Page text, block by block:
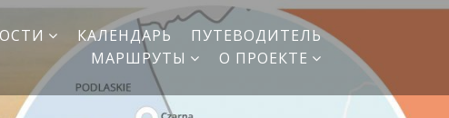
КАЛЕНДАРЬ
ПУТЕВОДИТЕЛЬ
МАРШРУТЫ
О ПРОЕКТЕ